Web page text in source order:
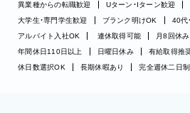
異業種からの転職歓迎
Uターン・Iターン歓迎
大学生・専門学生歓迎
ブランク明けOK
40代
アルバイト入社OK
連休取得可能 月8回休み
年間休日110日以上
日曜日休み 有給取得推
休日数選択OK
長期休暇あり 完全週休二日制